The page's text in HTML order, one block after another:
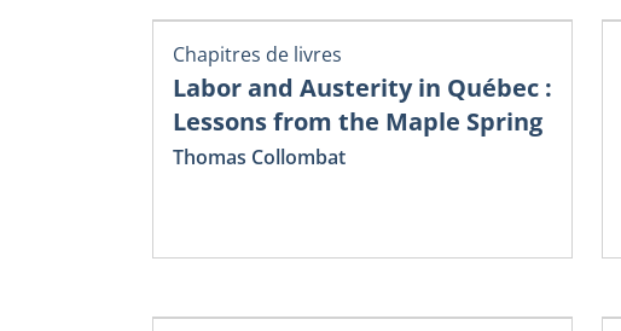
Chapitres de livres
Labor and Austerity in Québec :
Lessons from the Maple Spring
Thomas Collombat